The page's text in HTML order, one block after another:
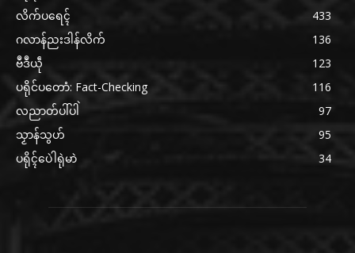
လိက်ပရေၚ်
433
ဂလာန်ညးဒါန်လိက်
136
ဗဳဒဳယဵု
123
ပရိုင်ပတောံ: Fact-Checking
116
လညာတ်ပါ်ပါဲ
97
သၟာန်သွဟ်
95
ပရိုၚ်ပေဲါရုဲမာဲ
34